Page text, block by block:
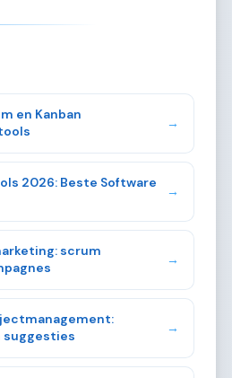
en Kanban
→
2026: Beste Software
→
scrum
→
suggesties
→